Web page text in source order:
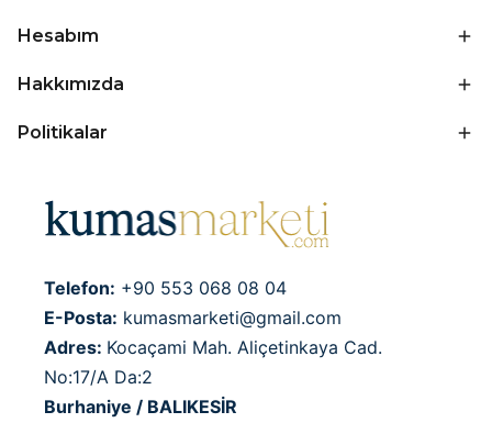
Hesabım
Hakkımızda
Politikalar
Telefon: +90 553 068 08 04
E-Posta: kumasmarketi@gmail.com
Adres: Kocaçami Mah. Aliçetinkaya Cad.
No:17/A Da:2
Burhaniye / BALIKESİR